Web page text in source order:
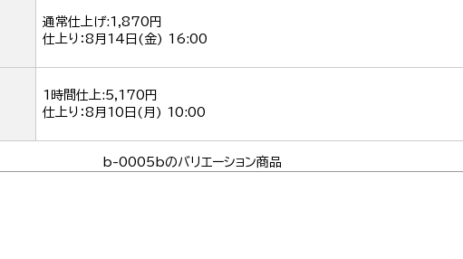
通常仕上げ:1,870円
仕上り：8月14日(金) 16:00
1時間仕上:5,170円
仕上り：8月10日(月) 10:00
b-0005bのバリエーション商品